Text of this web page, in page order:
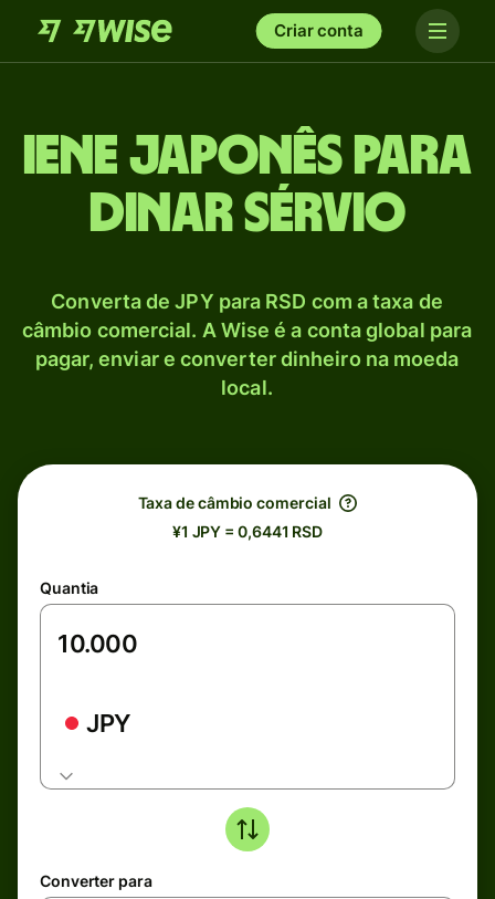
Criar conta
Iene japonês para
Dinar sérvio
Converta de JPY para RSD com a taxa de
câmbio comercial. A Wise é a conta global para
pagar, enviar e converter dinheiro na moeda
local.
Taxa de câmbio comercial
¥1 JPY = 0,6441 RSD
Quantia
JPY
Converter para